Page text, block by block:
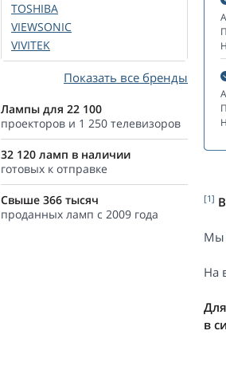
[1]
Мы
На
в
TOSHIBA
VIEWSONIC
VIVITEK
Показать все бренды
Лампы для 22 100
проекторов и 1 250 телевизоров
32 120 ламп в наличии
готовых к отправке
Свыше 366 тысяч
проданных ламп с 2009 года